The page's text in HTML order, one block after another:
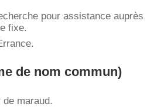
pour assistance auprès
fixe.
de nom commun)
de maraud.